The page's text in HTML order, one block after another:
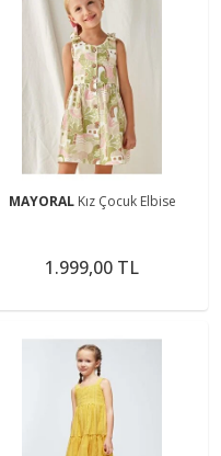
MAYORAL Kız Çocuk Elbise
1.999,00 TL